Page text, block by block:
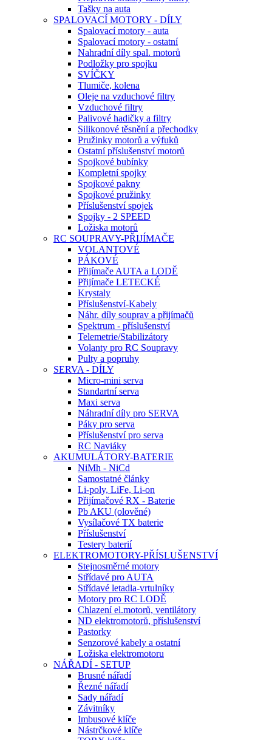
Tašky na auta
SPALOVACÍ MOTORY - DÍLY
Spalovací motory - auta
Spalovací motory - ostatní
Nahradní díly spal. motorů
Podložky pro spojku
SVÍČKY
Tlumiče, kolena
Oleje na vzduchové filtry
Vzduchové filtry
Palivové hadičky a filtry
Silikonové těsnění a přechodky
Pružinky motorů a výfuků
Ostatní příslušenství motorů
Spojkové bubínky
Kompletní spojky
Spojkové pakny
Spojkové pružinky
Příslušenství spojek
Spojky - 2 SPEED
Ložiska motorů
RC SOUPRAVY-PŘIJÍMAČE
VOLANTOVÉ
PÁKOVÉ
Přijímače AUTA a LODĚ
Přijímače LETECKÉ
Krystaly
Příslušenství-Kabely
Náhr. díly souprav a přijímačů
Spektrum - příslušenství
Telemetrie/Stabilizátory
Volanty pro RC Soupravy
Pulty a popruhy
SERVA - DÍLY
Micro-mini serva
Standartní serva
Maxi serva
Náhradní díly pro SERVA
Páky pro serva
Příslušenství pro serva
RC Naviáky
AKUMULÁTORY-BATERIE
NiMh - NiCd
Samostatné články
Li-poly, LiFe, Li-on
Přijímačové RX - Baterie
Pb AKU (olověné)
Vysílačové TX baterie
Příslušenství
Testery baterií
ELEKTROMOTORY-PŘÍSLUŠENSTVÍ
Stejnosměrné motory
Střídavé pro AUTA
Střídavé letadla-vrtulníky
Motory pro RC LODĚ
Chlazení el.motorů, ventilátory
ND elektromotorů, příslušenství
Pastorky
Senzorové kabely a ostatní
Ložiska elektromotoru
NÁŘADÍ - SETUP
Brusné nářadí
Řezné nářadí
Sady nářadí
Závitníky
Imbusové klíče
Nástrčkové klíče